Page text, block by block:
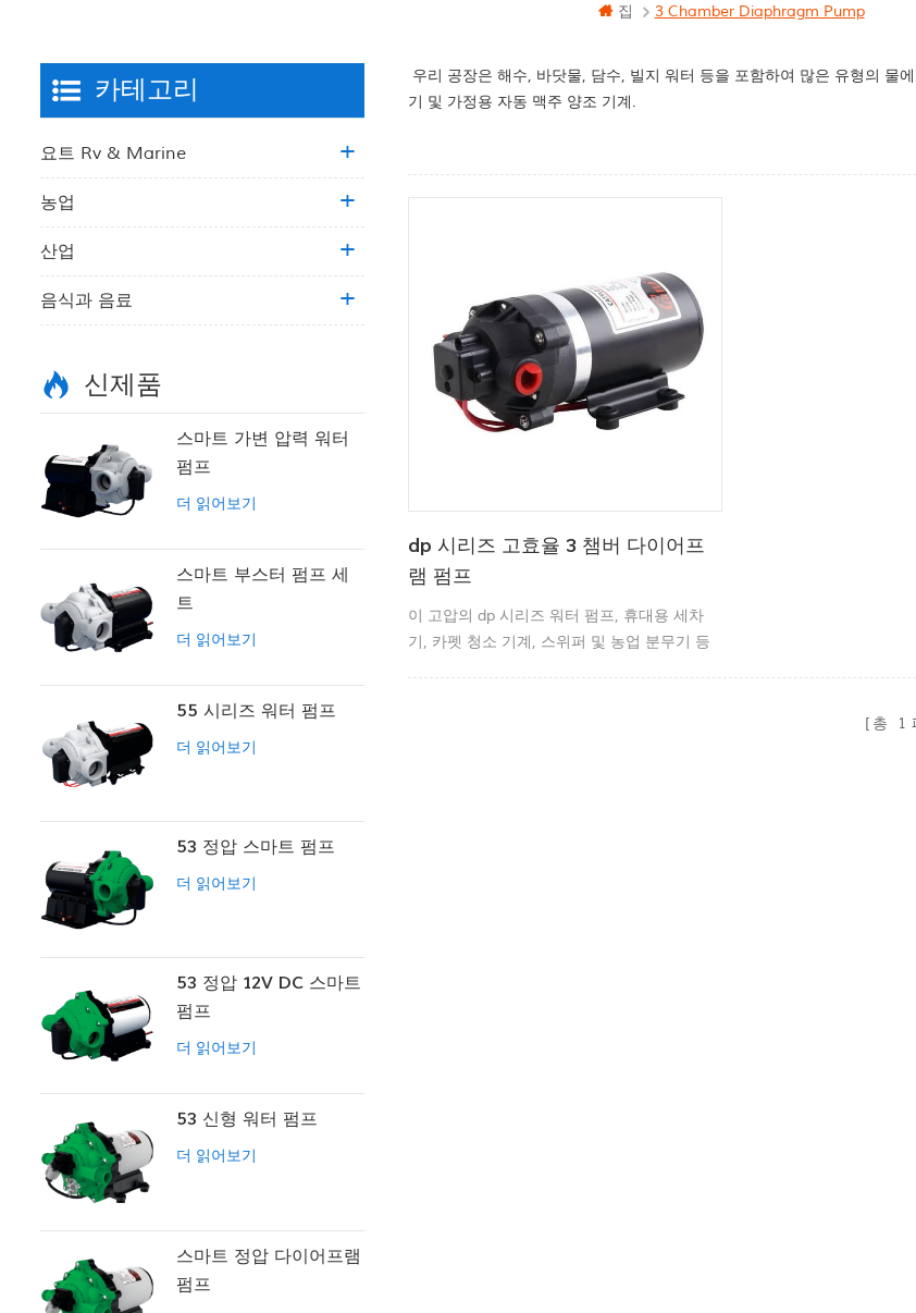
집 3 Chamber Diaphragm Pump
우리 공장은 해수, 바닷물, 담수, 빌지 워터 등을 포함하여 많은 유형의 물
기 및 가정용 자동 맥주 양조 기계.
dp 시리즈 고효율 3 챔버 다이어프
램 펌프
이 고압의 dp 시리즈 워터 펌프, 휴대용 세차
기, 카펫 청소 기계, 스위퍼 및 농업 분무기 등
총 1
카테고리
요트 Rv & Marine
농업
산업
음식과 음료
신제품
스마트 가변 압력 워터
펌프
더 읽어보기
스마트 부스터 펌프 세
트
더 읽어보기
55 시리즈 워터 펌프
더 읽어보기
53 정압 스마트 펌프
더 읽어보기
53 정압 12V DC 스마트
펌프
더 읽어보기
53 신형 워터 펌프
더 읽어보기
스마트 정압 다이어프램
펌프